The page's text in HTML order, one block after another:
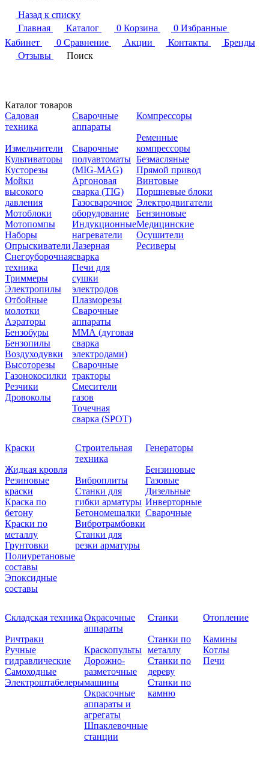
Назад к списку
Главная
Каталог 0 Корзина 0 Избранные
Кабинет
0 Сравнение Акции Контакты
Бренды
Отзывы
Поиск
Каталог товаров
Садовая
техника
Измельчители
Культиваторы
Кусторезы
Мойки
высокого
давления
Мотоблоки
Мотопомпы
Наборы
Опрыскиватели
Снегоуборочная
техника
Триммеры
Электропилы
Отбойные
молотки
Аэраторы
Бензобуры
Бензопилы
Воздуходувки
Высоторезы
Газонокосилки
Резчики
Дровоколы
Сварочные
аппараты
Сварочные
полуавтоматы
(MIG-MAG)
Аргоновая
сварка (TIG)
Газосварочное
оборудование
Индукционные
нагреватели
Лазерная
сварка
Печи для
сушки
электродов
Плазморезы
Сварочные
аппараты
ММА (дуговая
сварка
электродами)
Сварочные
тракторы
Смесители
газов
Точечная
сварка (SPOT)
Компрессоры
Ременные
компрессоры
Безмасляные
Прямой привод
Винтовые
Поршневые блоки
Электродвигатели
Бензиновые
Медицинские
Осушители
Ресиверы
Краски
Жидкая кровля
Резиновые
краски
Краска по
бетону
Краски по
металлу
Грунтовки
Полиуретановые
составы
Эпоксидные
составы
Строительная
техника
Виброплиты
Станки для
гибки арматуры
Бетономешалки
Вибротрамбовки
Станки для
резки арматуры
Генераторы
Бензиновые
Газовые
Дизельные
Инверторные
Сварочные
Складская техника
Ричтраки
Ручные
гидравлические
Самоходные
Электроштабелеры
Окрасочные
аппараты
Краскопульты
Дорожно-
разметочные
машины
Окрасочные
аппараты и
агрегаты
Шпаклевочные
станции
Станки
Станки по
металлу
Станки по
дереву
Станки по
камню
Отопление
Камины
Котлы
Печи